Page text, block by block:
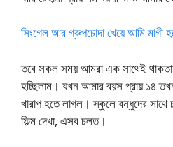
সিংগেল আর গ্রুপচোদা খেয়ে আমি মাগী
তবে সকল সময় আমরা এক সাথেই
হচ্ছিলাম। যখন আমার বয়স প্রায় ১৪
খারাপ হতে লাগল। স্কুলে বন্ধুদের সাথে
ফিল্ম দেখা, এসব চলত।